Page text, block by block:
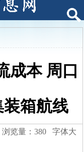
成本 周口
箱航线
览量：380 字体大